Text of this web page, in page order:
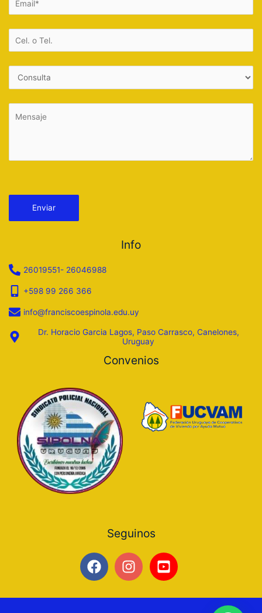
Info
26019551- 26046988
+598 99 266 366
info@franciscoespinola.edu.uy
Dr. Horacio Garcia Lagos, Paso Carrasco, Canelones,
Uruguay
Convenios
Seguinos